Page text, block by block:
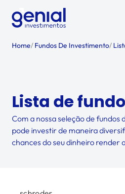
Home/ Fundos De Investimento/
Lista de
Com a nossa seleção de fundos
pode investir de maneira
chances do seu dinheiro render